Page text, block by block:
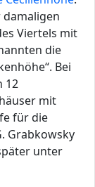
damaligen
Viertels mit
die
Bei
12
mit
für die
Grabkowsky
unter